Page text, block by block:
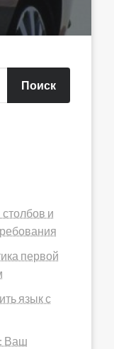
Поиск
и
первой
язык с
Ваш